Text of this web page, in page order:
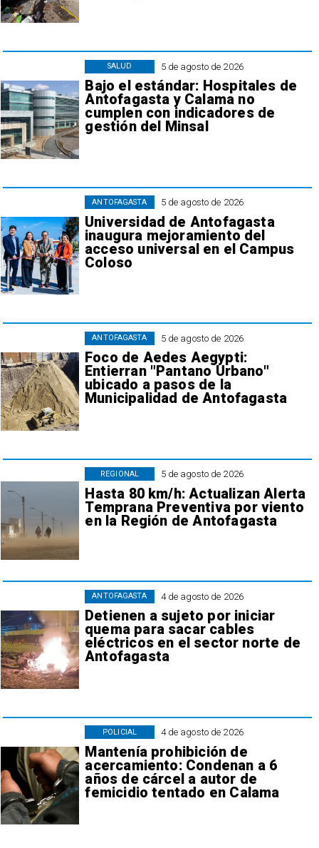
5 de agosto de 2026
Bajo el estándar: Hospitales de
Antofagasta y Calama no
cumplen con indicadores de
gestión del Minsal
SALUD
5 de agosto de 2026
Universidad de Antofagasta
inaugura mejoramiento del
acceso universal en el Campus
Coloso
ANTOFAGASTA
5 de agosto de 2026
Foco de Aedes Aegypti:
Entierran "Pantano Urbano"
ubicado a pasos de la
Municipalidad de Antofagasta
ANTOFAGASTA
5 de agosto de 2026
Hasta 80 km/h: Actualizan Alerta
Temprana Preventiva por viento
en la Región de Antofagasta
REGIONAL
4 de agosto de 2026
Detienen a sujeto por iniciar
quema para sacar cables
eléctricos en el sector norte de
Antofagasta
ANTOFAGASTA
4 de agosto de 2026
Mantenía prohibición de
acercamiento: Condenan a 6
años de cárcel a autor de
femicidio tentado en Calama
POLICIAL